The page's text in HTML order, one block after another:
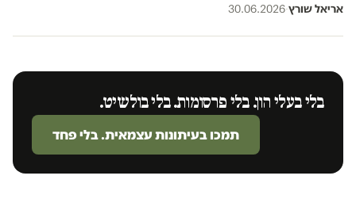
אריאל שורץ·
30.06.2026
בלי בעלי הון. בלי פרסומות. בלי בולשיט.
תמכו בעיתונות עצמאית. בלי פחד